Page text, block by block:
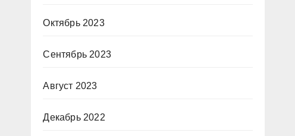
Октябрь 2023
Сентябрь 2023
Август 2023
Декабрь 2022